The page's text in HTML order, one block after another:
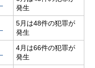
発生
5月は48件の犯罪が
発生
4月は66件の犯罪が
発生